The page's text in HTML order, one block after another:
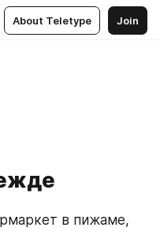
About Teletype Join
в пижаме,